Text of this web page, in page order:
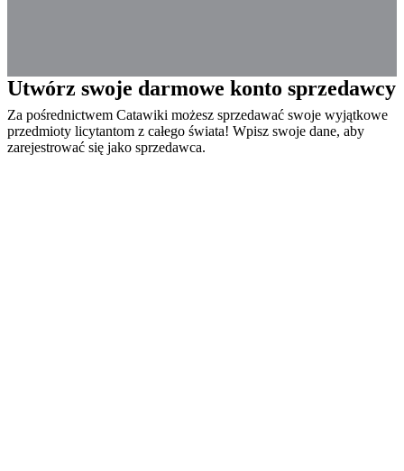
Utwórz swoje darmowe konto sprzedawcy
Za pośrednictwem Catawiki możesz sprzedawać swoje wyjątkowe
przedmioty licytantom z całego świata! Wpisz swoje dane, aby
zarejestrować się jako sprzedawca.